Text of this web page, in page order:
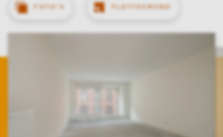
PLATTEGROND